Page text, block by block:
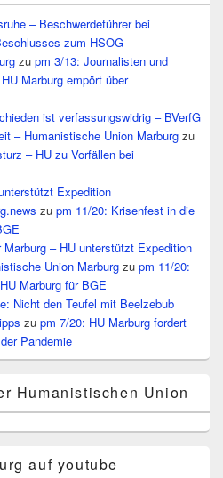
– Beschwerdeführer bei
zum HSOG –
zu pm 3/13: Journalisten und
Marburg empört über
ist verfassungswidrig – BVerfG
– Humanistische Union Marburg zu
– HU zu Vorfällen bei
Expedition
zu pm 11/20: Krisenfest in die
– HU unterstützt Expedition
Union Marburg zu pm 11/20:
Marburg für BGE
Nicht den Teufel mit Beelzebub
zu pm 7/20: HU Marburg fordert
Pandemie
Humanistischen Union
auf youtube